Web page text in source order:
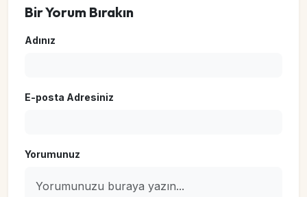
Bir Yorum Bırakın
Adınız
E-posta Adresiniz
Yorumunuz